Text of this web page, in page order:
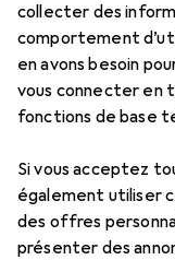
collecter des
comportement
en avons besoin
vous connecter en
fonctions de base
Si vous acceptez
également utiliser
des offres
présenter des